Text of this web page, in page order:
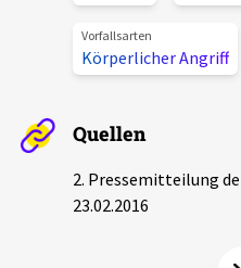
Spenden
Vorfallsarten
Körperlicher Angriff
Quellen
2. Pressemitteilung
23.02.2016